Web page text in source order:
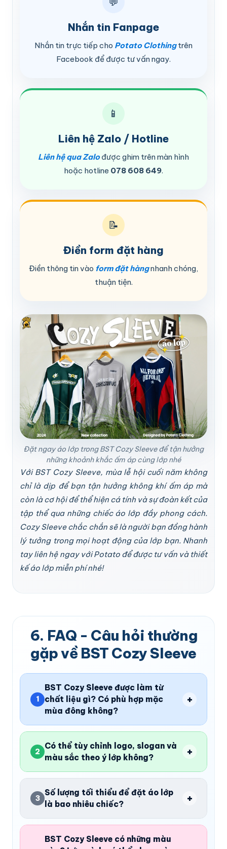
Nhắn tin Fanpage
Nhắn tin trực tiếp cho Potato Clothingtrên
Facebook để được tư vấn ngay.
📱
Liên hệ Zalo / Hotline
Liên hệ qua Zalođược ghim trên màn hình
hoặc hotline 078 608 649.
📝
Điền form đặt hàng
Điền thông tin vào form đặt hàngnhanh chóng,
thuận tiện.
Đặt ngay áo lớp trong BST Cozy Sleeve để tận hưởng
những khoảnh khắc ấm áp cùng lớp nhé
Với BST Cozy Sleeve, mùa lễ hội cuối năm không
chỉ là dịp để bạn tận hưởng không khí ấm áp mà
còn là cơ hội để thể hiện cá tính và sự đoàn kết của
tập thể qua những chiếc áo lớp đầy phong cách.
Cozy Sleeve chắc chắn sẽ là người bạn đồng hành
lý tưởng trong mọi hoạt động của lớp bạn. Nhanh
tay liên hệ ngay với Potato để được tư vấn và thiết
kế áo lớp miễn phí nhé!
6. FAQ - Câu hỏi thường
gặp về BST Cozy Sleeve
1
BST Cozy Sleeve được làm từ
chất liệu gì? Có phù hợp mặc
mùa đông không?
+
2
Có thể tùy chỉnh logo, slogan và
màu sắc theo ý lớp không?
+
3
Số lượng tối thiểu để đặt áo lớp
là bao nhiêu chiếc?
+
BST Cozy Sleeve có những màu